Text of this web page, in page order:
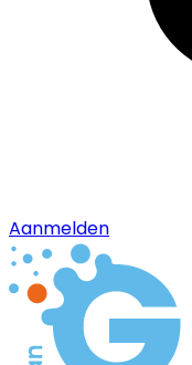
Aanmelden